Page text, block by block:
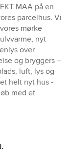
MAA på en
parcelhus. Vi
mørke
nyt
over
og bryggers –
luft, lys og
helt nyt hus -
med et